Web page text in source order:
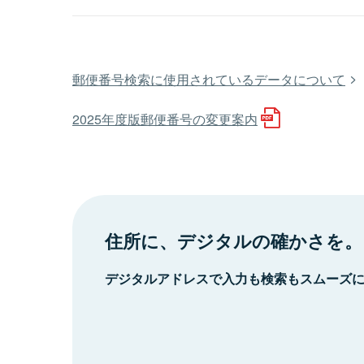
郵便番号検索に使用されているデータについて
2025年度版郵便番号の変更案内
住所に、デジタルの確かさを。
デジタルアドレスで入力も検索もスムーズ